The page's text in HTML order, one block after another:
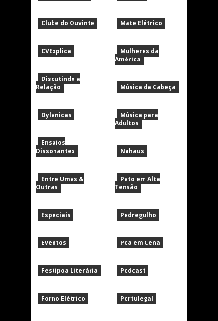
Clube do Ouvinte
CVExplica
Discutindo a
Relação
Dylanicas
Ensaios
Dissonantes
Entre Umas &
Outras
Especiais
Eventos
Festipoa Literária
Forno Elétrico
Mate Elétrico
Mulheres da
América
Música da Cabeça
Música para
Adultos
Nahaus
Pato em Alta
Tensão
Pedregulho
Poa em Cena
Podcast
Portulegal